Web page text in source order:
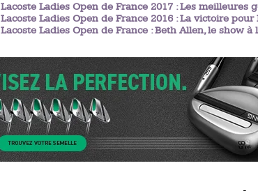
Lacoste Ladies Open de France 2017 : Les meilleures
Lacoste Ladies Open de France 2016 : La victoire pour
Lacoste Ladies Open de France : Beth Allen, le show à